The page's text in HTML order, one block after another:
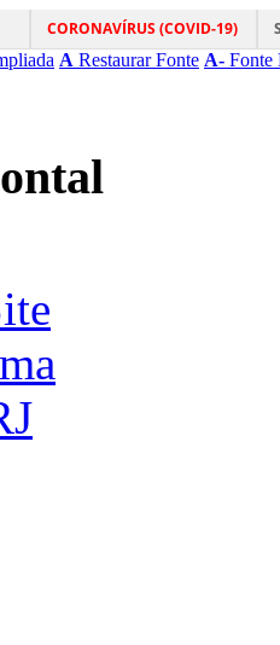
CORONAVÍRUS (COVID-19)
A Restaurar Fonte A- Fonte